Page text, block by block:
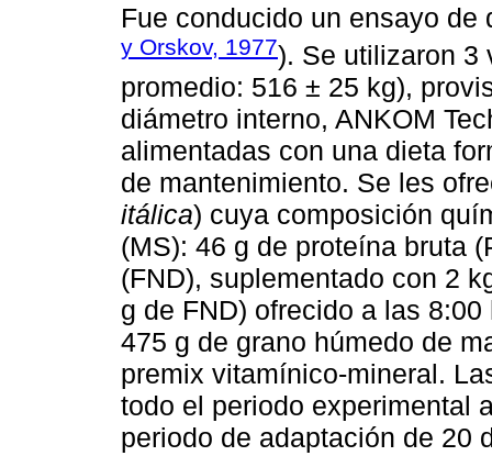
Fue conducido un ensayo
y Orskov, 1977). Se utilizaron 3
promedio: 516 ± 25 kg),
diámetro interno, ANKOM
alimentadas con una dieta
de mantenimiento. Se les
itálica) cuya composición
(MS): 46 g de proteína bruta
(FND), suplementado con 2
g de FND) ofrecido a las
475 g de grano húmedo de
premix vitamínico-mineral.
todo el periodo experimental
periodo de adaptación de 20